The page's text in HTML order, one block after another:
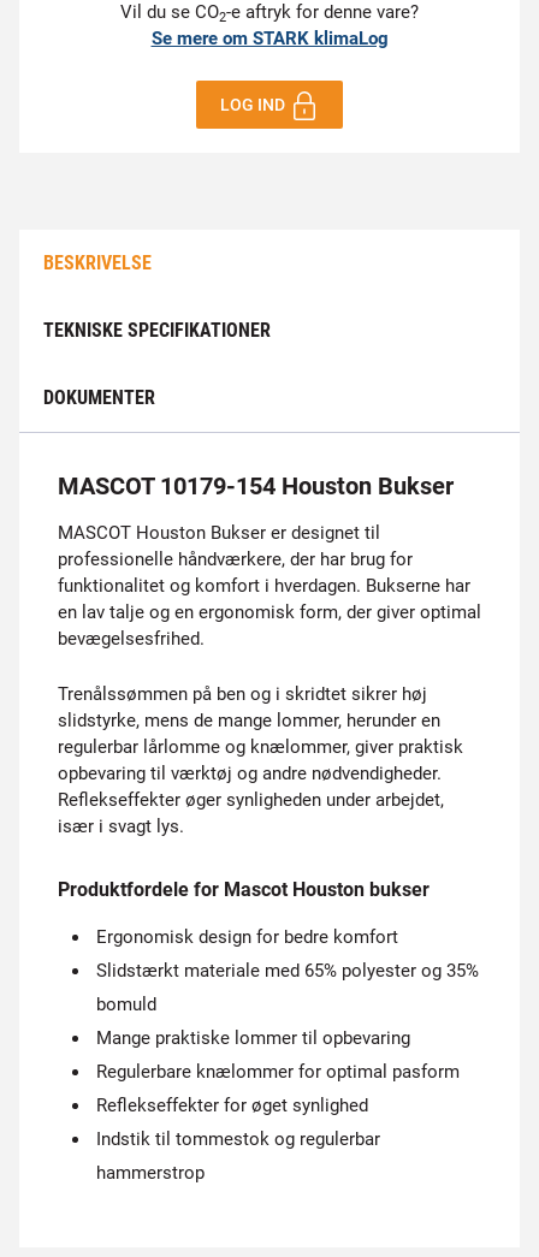
Vil du se CO2-e aftryk for denne vare?
Se mere om STARK klimaLog
LOG IND
BESKRIVELSE
TEKNISKE SPECIFIKATIONER
DOKUMENTER
MASCOT 10179-154 Houston Bukser
MASCOT Houston Bukser er designet til
professionelle håndværkere, der har brug for
funktionalitet og komfort i hverdagen. Bukserne har
en lav talje og en ergonomisk form, der giver optimal
bevægelsesfrihed.
Trenålssømmen på ben og i skridtet sikrer høj
slidstyrke, mens de mange lommer, herunder en
regulerbar lårlomme og knælommer, giver praktisk
opbevaring til værktøj og andre nødvendigheder.
Reflekseffekter øger synligheden under arbejdet,
især i svagt lys.
Produktfordele for Mascot Houston bukser
Ergonomisk design for bedre komfort
Slidstærkt materiale med 65% polyester og 35%
bomuld
Mange praktiske lommer til opbevaring
Regulerbare knælommer for optimal pasform
Reflekseffekter for øget synlighed
Indstik til tommestok og regulerbar
hammerstrop